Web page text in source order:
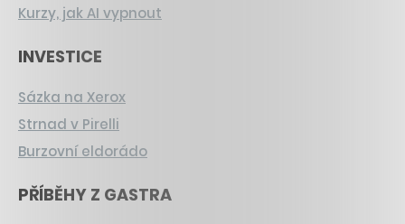
Kurzy, jak AI vypnout
INVESTICE
Sázka na Xerox
Strnad v Pirelli
Burzovní eldorádo
PŘÍBĚHY Z GASTRA